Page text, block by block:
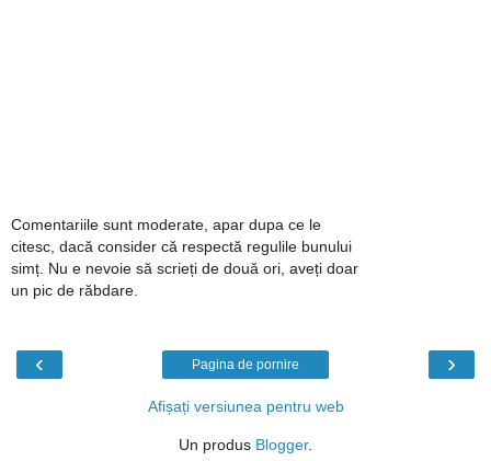
Comentariile sunt moderate, apar dupa ce le
citesc, dacă consider că respectă regulile bunului
simț. Nu e nevoie să scrieți de două ori, aveți doar
un pic de răbdare.
‹ ›
Pagina de pornire
Afișați versiunea pentru web
Un produs Blogger.